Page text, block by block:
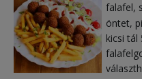
falafel
öntet
kicsi tál